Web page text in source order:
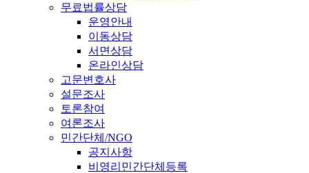
무료법률상담
운영안내
이동상담
서면상담
온라인상담
고문변호사
설문조사
토론참여
여론조사
민간단체/NGO
공지사항
비영리민간단체등록